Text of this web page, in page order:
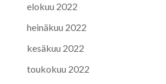
elokuu 2022
heinäkuu 2022
kesäkuu 2022
toukokuu 2022